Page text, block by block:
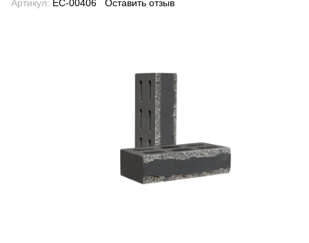
Артикул: EC-00406 Оставить отзыв